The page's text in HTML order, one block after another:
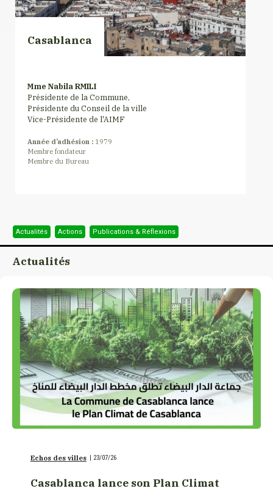
Casablanca
Mme Nabila RMILI
Présidente de la Commune,
Présidente du Conseil de la ville
Vice-Présidente de l'AIMF
Année d’adhésion : 1979
Membre fondateur
Membre du Bureau
Actualités Actions Publications & Réflexions
Actualités
Echos des villes | 23/07/26
Casablanca lance son Plan Climat